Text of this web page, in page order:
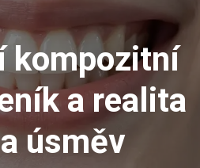
kompozitní
a realita
úsměv